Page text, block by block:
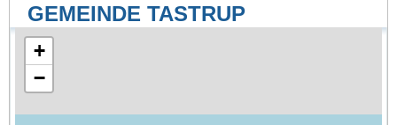
GEMEINDE TASTRUP
+
−